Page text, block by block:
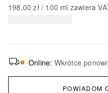
198,00 zł / 100 ml zawiera
Online: Wkrótce
POWIADOM